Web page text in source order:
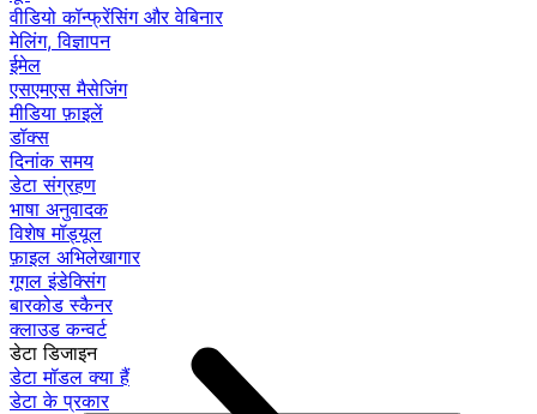
वीडियो कॉन्फ्रेंसिंग और वेबिनार
मेलिंग, विज्ञापन
ईमेल
एसएमएस मैसेजिंग
मीडिया फ़ाइलें
डॉक्स
दिनांक समय
डेटा संग्रहण
भाषा अनुवादक
विशेष मॉड्यूल
फ़ाइल अभिलेखागार
गूगल इंडेक्सिंग
बारकोड स्कैनर
क्लाउड कन्वर्ट
डेटा डिजाइन
डेटा मॉडल क्या हैं
डेटा के प्रकार